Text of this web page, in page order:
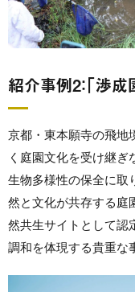
紹介事例2：「渉成
京都・東本願寺の飛地
く庭園文化を受け継ぎ
生物多様性の保全に取
然と文化が共存する庭
然共生サイトとして認
調和を体現する貴重な